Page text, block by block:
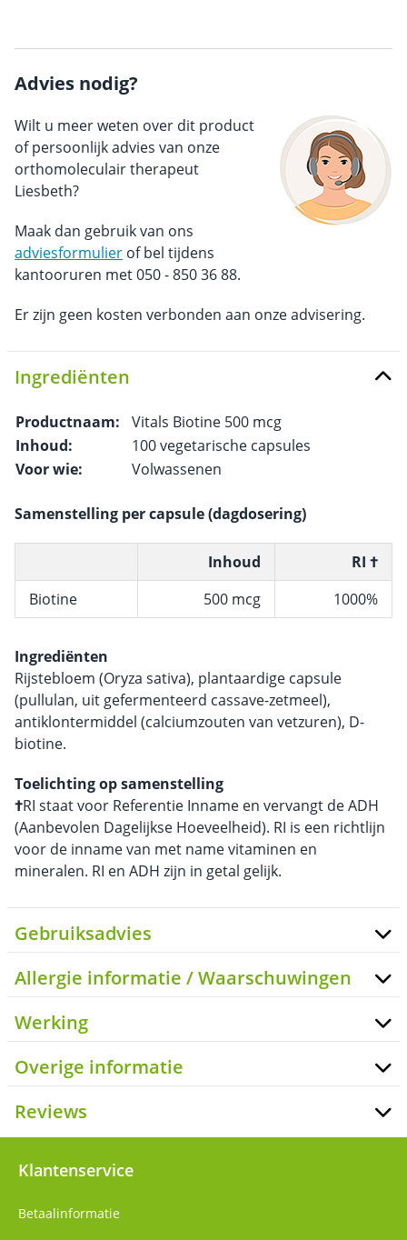
Advies nodig?
Wilt u meer weten over dit product
of persoonlijk advies van onze
orthomoleculair therapeut
Liesbeth?
Maak dan gebruik van ons
adviesformulier of bel tijdens
kantooruren met 050 - 850 36 88.
Er zijn geen kosten verbonden aan onze advisering.
Ingrediënten
Productnaam:
Vitals Biotine 500 mcg
Inhoud:
100 vegetarische capsules
Voor wie:
Volwassenen
Samenstelling per capsule (dagdosering)
Inhoud
RI †
Biotine
500 mcg 1000%
Ingrediënten
Rijstebloem (Oryza sativa), plantaardige capsule
(pullulan, uit gefermenteerd cassave-zetmeel),
antiklontermiddel (calciumzouten van vetzuren), D-
biotine.
Toelichting op samenstelling
†RI staat voor Referentie Inname en vervangt de ADH
(Aanbevolen Dagelijkse Hoeveelheid). RI is een richtlijn
voor de inname van met name vitaminen en
mineralen. RI en ADH zijn in getal gelijk.
Gebruiksadvies
Allergie informatie / Waarschuwingen
Werking
Overige informatie
Reviews
Klantenservice
Betaalinformatie